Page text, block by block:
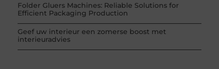
Folder Gluers Machines: Reliable Solutions for
Efficient Packaging Production
Geef uw interieur een zomerse boost met
interieuradvies